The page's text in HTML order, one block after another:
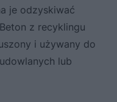
je odzyskiwać
z recyklingu
i używany do
lub